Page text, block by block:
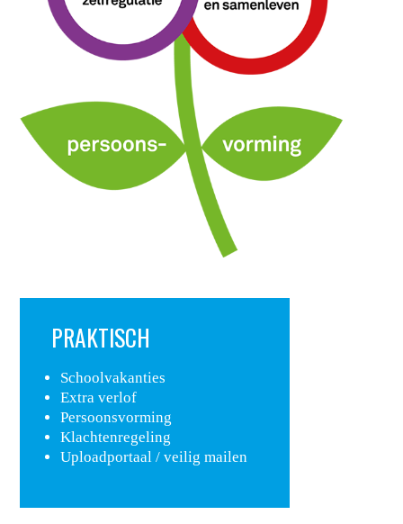
PRAKTISCH
Schoolvakanties
Extra verlof
Persoonsvorming
Klachtenregeling
Uploadportaal / veilig mailen